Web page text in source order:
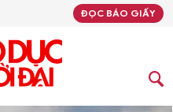
ĐỌC BÁO GIẤY